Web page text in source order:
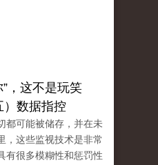
，这不是玩笑
数据指控
都可能被储存，并在未
，这些监视技术是非常
有很多模糊性和惩罚性